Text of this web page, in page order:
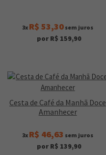
3x R$ 53,30 sem juros
por R$ 159,90
Cesta de Café da Manhã Doce
Amanhecer
3x R$ 46,63 sem juros
por R$ 139,90